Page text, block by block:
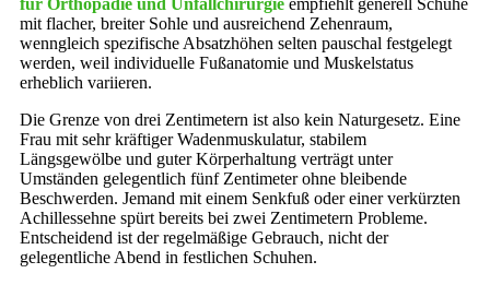
für Orthopädie und Unfallchirurgie empfiehlt generell Schuhe
mit flacher, breiter Sohle und ausreichend Zehenraum,
wenngleich spezifische Absatzhöhen selten pauschal festgelegt
werden, weil individuelle Fußanatomie und Muskelstatus
erheblich variieren.
Die Grenze von drei Zentimetern ist also kein Naturgesetz. Eine
Frau mit sehr kräftiger Wadenmuskulatur, stabilem
Längsgewölbe und guter Körperhaltung verträgt unter
Umständen gelegentlich fünf Zentimeter ohne bleibende
Beschwerden. Jemand mit einem Senkfuß oder einer verkürzten
Achillessehne spürt bereits bei zwei Zentimetern Probleme.
Entscheidend ist der regelmäßige Gebrauch, nicht der
gelegentliche Abend in festlichen Schuhen.